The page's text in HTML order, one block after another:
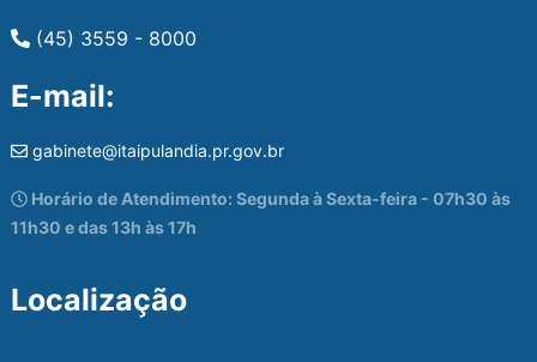
(45) 3559 - 8000
E-mail:
gabinete@itaipulandia.pr.gov.br
Horário de Atendimento: Segunda à Sexta-feira - 07h30 às
11h30 e das 13h às 17h
Localização